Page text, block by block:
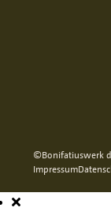
©Bonifatiuswerk
Impressum